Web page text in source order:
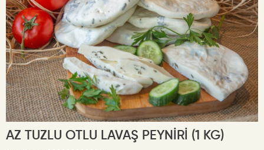
AZ TUZLU OTLU LAVAŞ PEYNİRİ (1 KG)